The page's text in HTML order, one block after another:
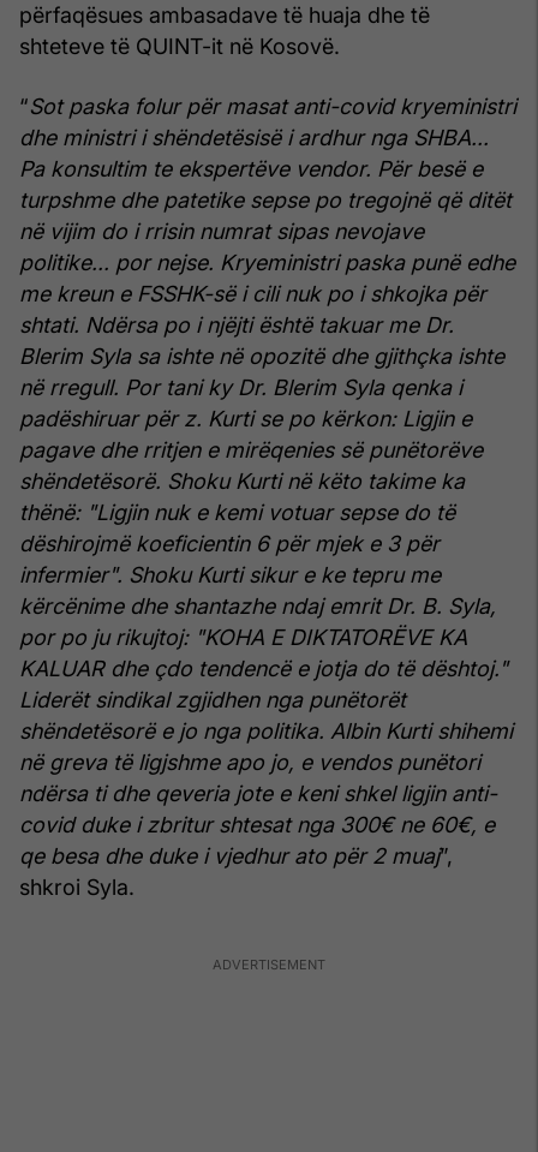
përfaqësues ambasadave të huaja dhe të
shteteve të QUINT-it në Kosovë.
“Sot paska folur për masat anti-covid kryeministri
dhe ministri i shëndetësisë i ardhur nga SHBA...
Pa konsultim te ekspertëve vendor. Për besë e
turpshme dhe patetike sepse po tregojnë që ditët
në vijim do i rrisin numrat sipas nevojave
politike... por nejse. Kryeministri paska punë edhe
me kreun e FSSHK-së i cili nuk po i shkojka për
shtati. Ndërsa po i njëjti është takuar me Dr.
Blerim Syla sa ishte në opozitë dhe gjithçka ishte
në rregull. Por tani ky Dr. Blerim Syla qenka i
padëshiruar për z. Kurti se po kërkon: Ligjin e
pagave dhe rritjen e mirëqenies së punëtorëve
shëndetësorë. Shoku Kurti në këto takime ka
thënë: "Ligjin nuk e kemi votuar sepse do të
dëshirojmë koeficientin 6 për mjek e 3 për
infermier". Shoku Kurti sikur e ke tepru me
kërcënime dhe shantazhe ndaj emrit Dr. B. Syla,
por po ju rikujtoj: "KOHA E DIKTATORËVE KA
KALUAR dhe çdo tendencë e jotja do të dështoj."
Liderët sindikal zgjidhen nga punëtorët
shëndetësorë e jo nga politika. Albin Kurti shihemi
në greva të ligjshme apo jo, e vendos punëtori
ndërsa ti dhe qeveria jote e keni shkel ligjin anti-
covid duke i zbritur shtesat nga 300€ ne 60€, e
qe besa dhe duke i vjedhur ato për 2 muaj”,
shkroi Syla.